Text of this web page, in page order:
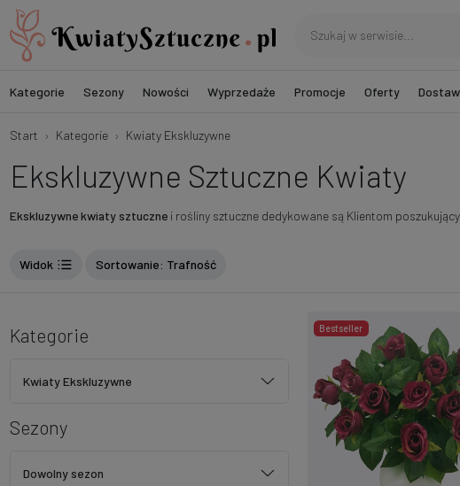
Kategorie Sezony Nowości Wyprzedaże Promocje Oferty
Start Kategorie Kwiaty Ekskluzywne
Ekskluzywne Sztuczne Kwiaty
Ekskluzywne kwiaty sztucznei rośliny sztuczne dedykowane są Klientom
Widok Sortowanie : Trafność
Kategorie
Kwiaty Ekskluzywne
Sezony
Dowolny sezon
Bestseller